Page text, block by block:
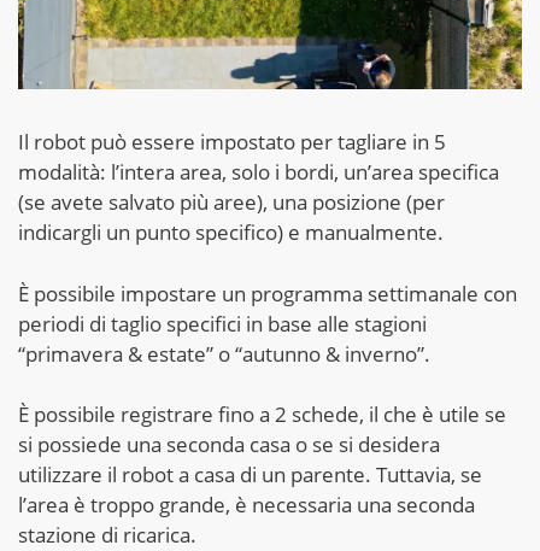
Il robot può essere impostato per tagliare in 5
modalità: l’intera area, solo i bordi, un’area specifica
(se avete salvato più aree), una posizione (per
indicargli un punto specifico) e manualmente.
È possibile impostare un programma settimanale con
periodi di taglio specifici in base alle stagioni
“primavera & estate” o “autunno & inverno”.
È possibile registrare fino a 2 schede, il che è utile se
si possiede una seconda casa o se si desidera
utilizzare il robot a casa di un parente. Tuttavia, se
l’area è troppo grande, è necessaria una seconda
stazione di ricarica.